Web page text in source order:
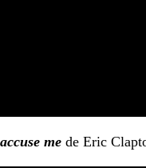
me de Eric